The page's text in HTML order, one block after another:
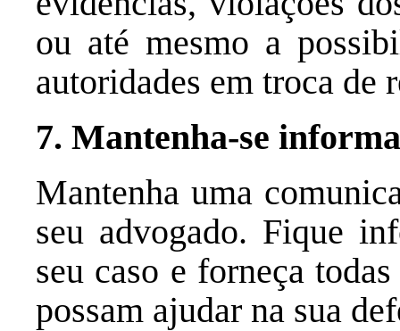
ou até mesmo a
autoridades em troca de
7. Mantenha-se
Mantenha uma
seu advogado. Fique
seu caso e forneça
possam ajudar na sua